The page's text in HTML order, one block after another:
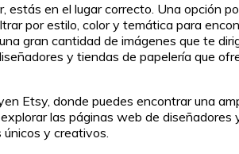
en el lugar correcto. Una opción
por estilo, color y temática para
gran cantidad de imágenes que te
y tiendas de papelería que
Etsy, donde puedes encontrar una
las páginas web de
y creativos.